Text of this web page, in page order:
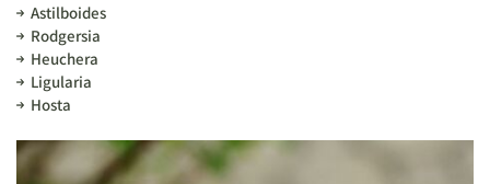
Astilboides
Rodgersia
Heuchera
Ligularia
Hosta